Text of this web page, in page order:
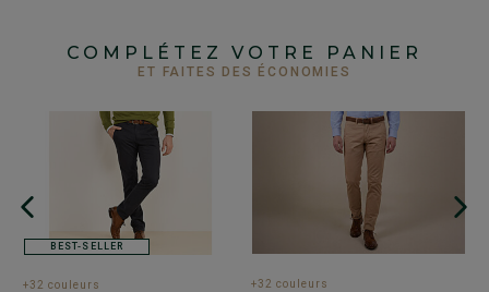
COMPLÉTEZ VOTRE PANIER
ET FAITES DES ÉCONOMIES
BEST-SELLER
+32 couleurs +32 couleurs